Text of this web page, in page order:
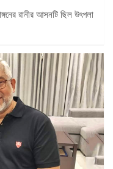
রানীর আসনটি ছিল উৎপলা